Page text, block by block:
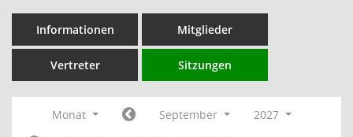
Informationen Mitglieder
Vertreter Sitzungen
Monat September
2027